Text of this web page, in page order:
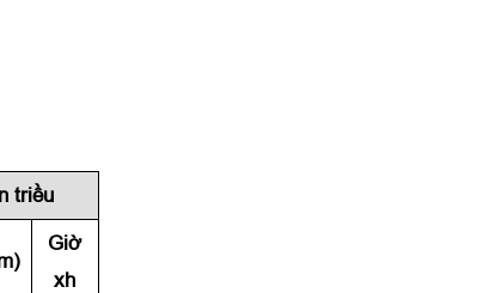
triều
Giờ
xh